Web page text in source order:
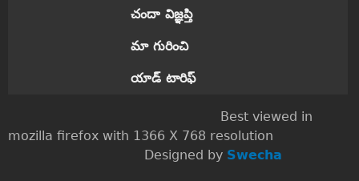
చందా విజ్ఞప్తి
మా గురించి
యాడ్ టారిఫ్
Best viewed in
mozilla firefox with 1366 X 768 resolution
Designed by Swecha